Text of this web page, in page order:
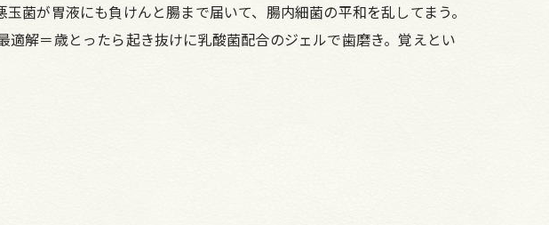
菌が胃液にも負けんと腸まで届いて、腸内細菌の平和を乱してまう。
解＝歳とったら起き抜けに乳酸菌配合のジェルで歯磨き。覚えとい